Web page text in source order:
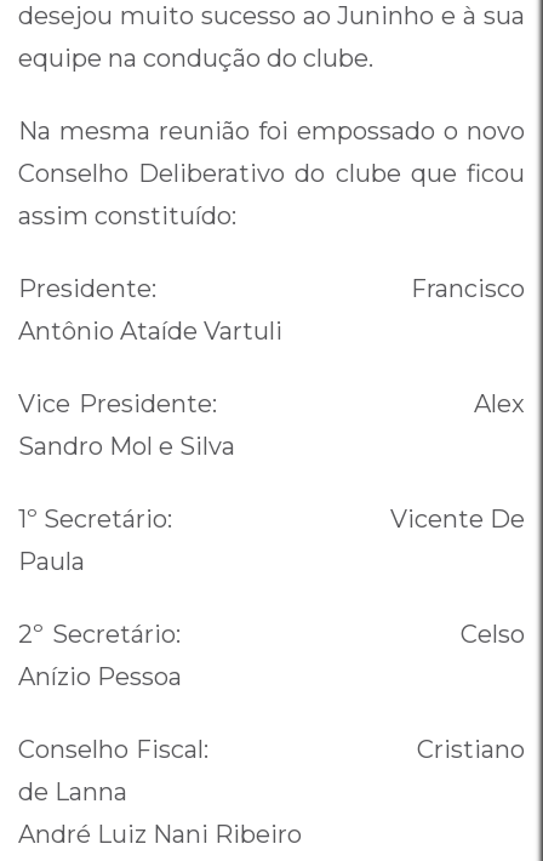
desejou muito sucesso ao Juninho e à sua
equipe na condução do clube.
Na mesma reunião foi empossado o novo
Conselho Deliberativo do clube que ficou
assim constituído:
Presidente: Francisco
Antônio Ataíde Vartuli
Vice Presidente: Alex
Sandro Mol e Silva
1º Secretário: Vicente De
Paula
2º Secretário: Celso
Anízio Pessoa
Conselho Fiscal: Cristiano
de Lanna
André Luiz Nani Ribeiro